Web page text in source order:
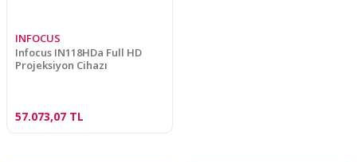
INFOCUS
Infocus IN118HDa Full HD
Projeksiyon Cihazı
57.073,07 TL